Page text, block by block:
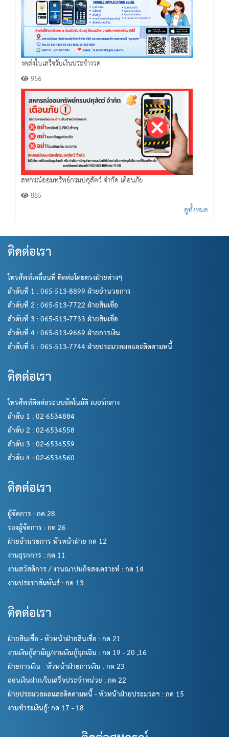
งดส่งใบเสร็จรับเงินประจำงวด
956
สหกรณ์ออมทรัพย์กรมปศุสัตว์ จำกัด เตือนภัย
885
ดูทั้งหมด
ติดต่อเรา
โทรศัพท์เคลื่อนที่ ติดต่อโดยตรงฝ่ายต่างๆ
ลำดับที่ 1 : 065-513-8899 ฝ่ายอำนวยการ
ลำดับที่ 2 : 065-513-7722 ฝ่ายสินเชื่อ
ลำดับที่ 3 : 065-513-7733 ฝ่ายสินเชื่อ
ลำดับที่ 4 : 065-513-9669 ฝ่ายการเงิน
ลำดับที่ 5 : 065-513-7744 ฝ่ายประมวลผลและติดตามหนี้
ติดต่อเรา
โทรศัพท์ติดต่อระบบอัตโนมัติ เบอร์กลาง
ลำดับ 1 : 02-6534884
ลำดับ 2 : 02-6534558
ลำดับ 3 : 02-6534559
ลำดับ 4 : 02-6534560
ติดต่อเรา
ผู้จัดการ : กด 28
รองผู้จัดการ : กด 26
ฝ่ายอำนวยการ หัวหน้าฝ่าย กด 12
งานธุรกการ : กด 11
งานสวัสดิการ / งานฌาปนกิจสงเคราะห์ : กด 14
งานประชาสัมพันธ์ : กด 13
ติดต่อเรา
ฝ่ายสินเชื่อ - หัวหน้าฝ่ายสินเชื่อ : กด 21
งานเงินกู้สามัญ/งานเงินกู้ฉุกเฉิน : กด 19 - 20 ,16
ฝ่ายการเงิน - หัวหน้าฝ่ายการเงิน : กด 23
ถอนเงินฝาก/ใบเสร็จประจำหน่วย : กด 22
ฝ่ายประมวลผลและติดตามหนี้ - หัวหน้าฝ่ายประมวลฯ : กด 15
งานชำระเงินกู้: กด 17 - 18